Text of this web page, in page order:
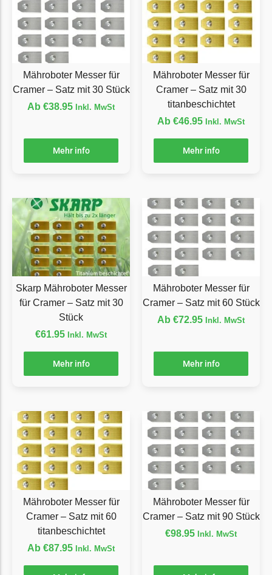
Greenworks Messer
Begrenzungsdraht
Grouw
Grouw Messer
Begrenzungsdraht
Güde
Begrenzungsdraht
Begrenzungsdraht
Kress
Kress Messer
Begrenzungsdraht
LandXcape
LandXcape Messer
LawnBott
LawnBott Messer
Lizard
Lizard Messer
Begrenzungsdraht
LUX-Tools
LUX-Tools Messer
Begrenzungsdraht
Mammotion
Mammotion Messer
Mähroboter Messer für
Cramer – Satz mit 30 Stück
Ab €38.95 Inkl. MwSt
Mehr info
Mähroboter Messer für
Cramer – Satz mit 30
titanbeschichtet
Ab €46.95 Inkl. MwSt
Mehr info
Skarp Mähroboter Messer
für Cramer – Satz mit 30
Stück
€61.95 Inkl. MwSt
Mehr info
Mähroboter Messer für
Cramer – Satz mit 60 Stück
Ab €72.95 Inkl. MwSt
Mehr info
Mähroboter Messer für
Cramer – Satz mit 60
titanbeschichtet
Ab €87.95 Inkl. MwSt
Mähroboter Messer für
Cramer – Satz mit 90 Stück
€98.95 Inkl. MwSt